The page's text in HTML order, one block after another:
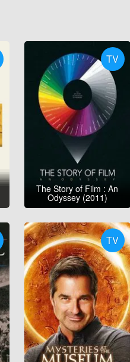
TV
The Story of Film : An
Odyssey (2011)
TV